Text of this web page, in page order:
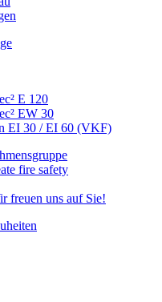
E 120
EW 30
EI 30 / EI 60 (VKF)
fire safety
freuen uns auf Sie!